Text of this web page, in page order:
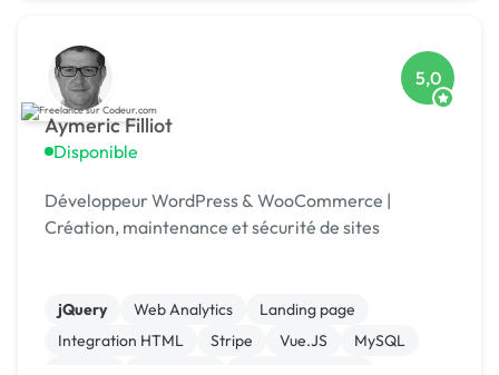
Aymeric Filliot
Disponible
5,0
Développeur WordPress & WooCommerce |
Création, maintenance et sécurité de sites
jQuery Web Analytics
Landing page
Integration HTML
Stripe Vue.JS
MySQL